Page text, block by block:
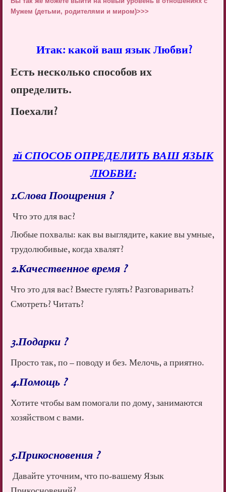
Мужем (детьми, родителями и миром)>>>
Итак: какой ваш язык Любви?
Есть несколько способов их
определить.
Поехали?
1й СПОСОБ ОПРЕДЕЛИТЬ ВАШ ЯЗЫК
ЛЮБВИ:
1.Слова Поощрения ?
Что это для вас?
Любые похвалы: как вы выглядите, какие вы умные,
трудолюбивые, когда хвалят?
2.Качественное время ?
Что это для вас? Вместе гулять? Разговаривать?
Смотреть? Читать?
3.Подарки ?
Просто так, по – поводу и без. Мелочь, а приятно.
4.Помощь ?
Хотите чтобы вам помогали по дому, занимаются
хозяйством с вами.
5.Прикосновения ?
Давайте уточним, что по-вашему Язык